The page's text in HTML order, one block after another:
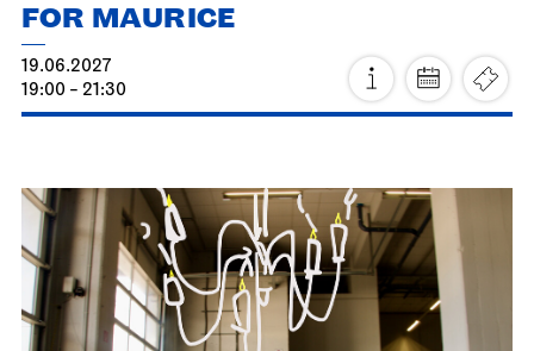
Stuttgart BalletOpernhaus